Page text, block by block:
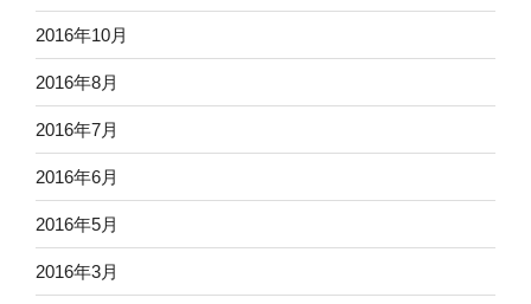
2016年10月
2016年8月
2016年7月
2016年6月
2016年5月
2016年3月